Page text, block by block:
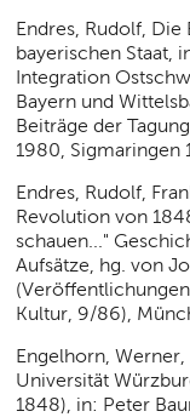
Endres, Rudolf, Die
bayerischen Staat,
Integration
Bayern und
Beiträge der
1980, Sigmaringen
Endres, Rudolf,
Revolution von
schauen..."
Aufsätze, hg. von
Kultur, 9/86),
Engelhorn,
Universität
1848), in: Peter